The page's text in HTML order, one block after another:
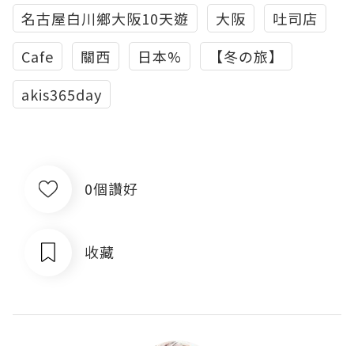
名古屋白川鄉大阪10天遊 大阪
吐司店
Cafe
關西 日本%
【冬の旅】
akis365day
0個讚好
收藏